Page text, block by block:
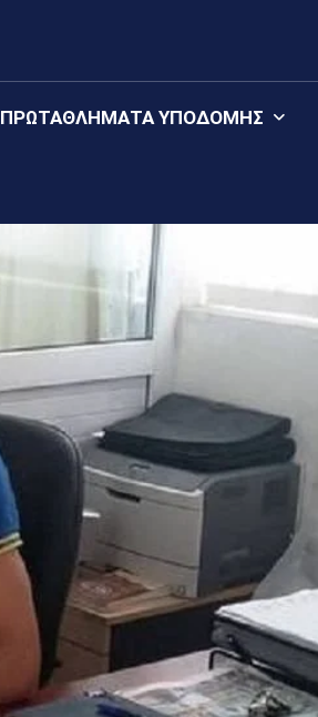
ΠΡΩΤΑΘΛΉΜΑΤΑ YΠΟΔΟΜΉΣ